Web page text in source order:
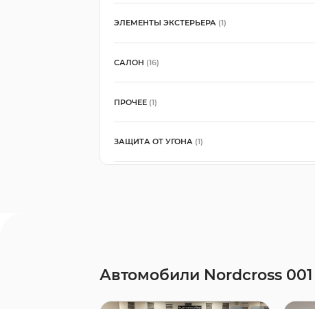
ЭЛЕМЕНТЫ ЭКСТЕРЬЕРА (1)
САЛОН (16)
ПРОЧЕЕ (1)
ЗАЩИТА ОТ УГОНА (1)
Автомобили Nordcross